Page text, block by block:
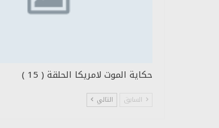
حكاية الموت لامريكا الحلقة ( 15 )
السابق التالي